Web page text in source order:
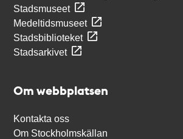
Stadsmuseet
Medeltidsmuseet
Stadsbiblioteket
Stadsarkivet
Om webbplatsen
Kontakta oss
Om Stockholmskällan